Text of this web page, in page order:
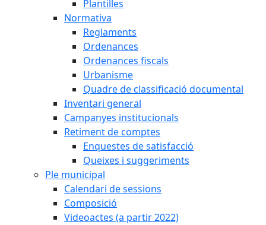
Plantilles
Normativa
Reglaments
Ordenances
Ordenances fiscals
Urbanisme
Quadre de classificació documental
Inventari general
Campanyes institucionals
Retiment de comptes
Enquestes de satisfacció
Queixes i suggeriments
Ple municipal
Calendari de sessions
Composició
Videoactes (a partir 2022)